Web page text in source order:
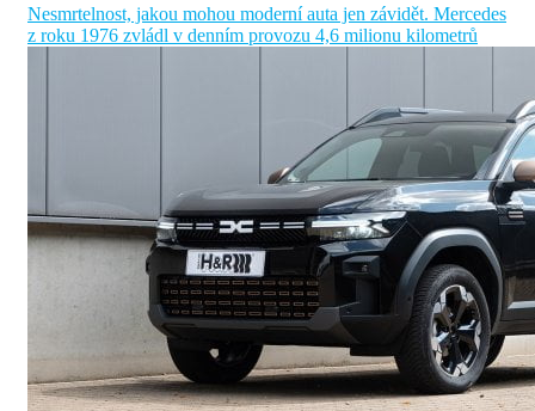
Nesmrtelnost, jakou mohou moderní auta jen závidět. Mercedes
z roku 1976 zvládl v denním provozu 4,6 milionu kilometrů